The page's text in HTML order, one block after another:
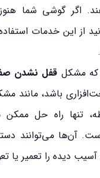
اگر گوشی شما
از این خدمات
که مشکل قفل نشدن
باشد، مانند
تنها راه حل
آن‌ها می‌توانند
دیده را تعمیر یا